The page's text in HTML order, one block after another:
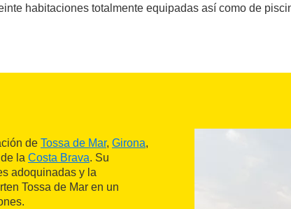
habitaciones totalmente equipadas así como de
de Tossa de Mar, Girona,
de la Costa Brava. Su
adoquinadas y la
Tossa de Mar en un